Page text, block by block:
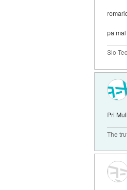
pa
Slo-
Pri
The